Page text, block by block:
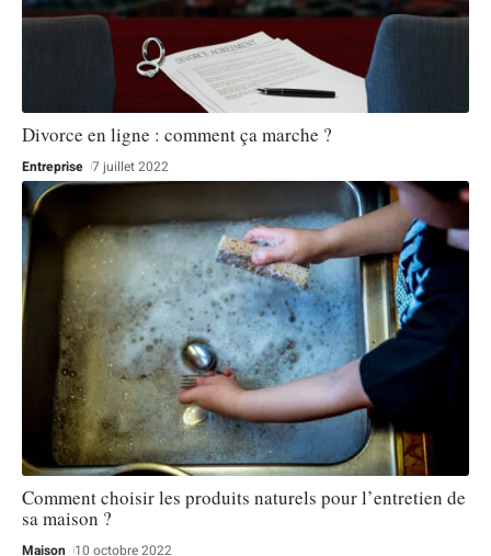
Divorce en ligne : comment ça marche ?
Entreprise 7 juillet 2022
Comment choisir les produits naturels pour l’entretien de
sa maison ?
Maison 10 octobre 2022